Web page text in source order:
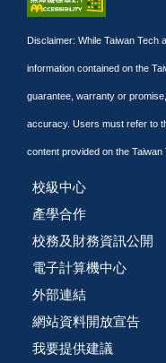
Disclaimer: While Taiwan Tech
information contained on the
guarantee, warranty or
accuracy. Users must refer to
content provided on the Taiwan
校級中心
產學合作
校務及財務資訊公開
電子計算機中心
外部連結
網站資料開放宣告
我要提供建議